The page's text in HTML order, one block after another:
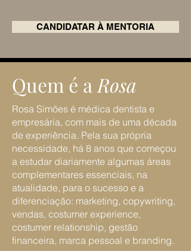
CANDIDATAR À MENTORIA
Quem é a Rosa
Rosa Simões é médica dentista e
empresária, com mais de uma década
de experiência. Pela sua própria
necessidade, há 8 anos que começou
a estudar diariamente algumas áreas
complementares essenciais, na
atualidade, para o sucesso e a
diferenciação: marketing, copywriting,
vendas, costumer experience,
costumer relationship, gestão
financeira, marca pessoal e branding.